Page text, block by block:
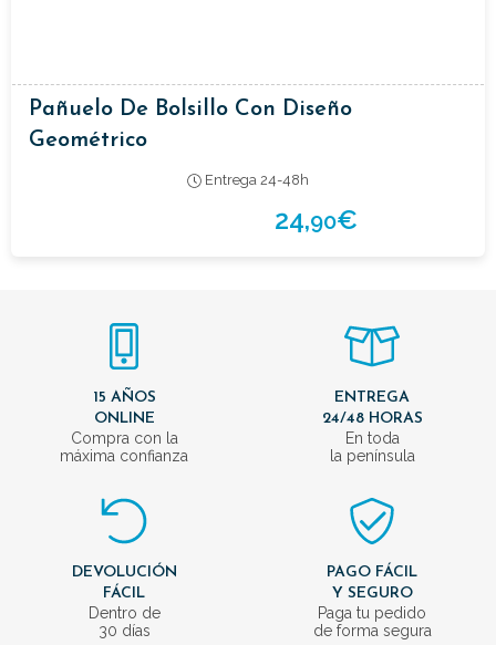
Pañuelo De Bolsillo Con Diseño
Geométrico
Entrega 24-48h
24,90€
15 AÑOS
ONLINE
Compra con la
máxima confianza
ENTREGA
24/48 HORAS
En toda
la península
DEVOLUCIÓN
FÁCIL
Dentro de
30 días
PAGO FÁCIL
Y SEGURO
Paga tu pedido
de forma segura